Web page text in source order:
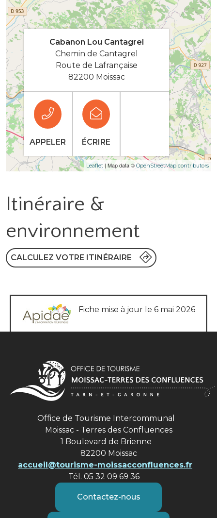
Leaflet | Map data © OpenStreetMap contributors
Cabanon Lou Cantagrel
Chemin de Cantagrel
Route de Lafrançaise
82200 Moissac
APPELER ÉCRIRE
Itinéraire &
environnement
CALCULEZ VOTRE ITINÉRAIRE
Fiche mise à jour le 6 mai 2026
Office de Tourisme Intercommunal
Moissac - Terres des Confluences
1 Boulevard de Brienne
82200 Moissac
accueil@tourisme-moissacconfluences.fr
Tél. 05 32 09 69 36
Contactez-nous